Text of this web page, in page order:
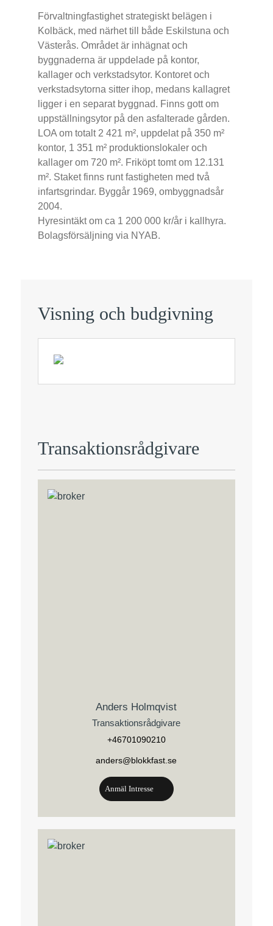
Förvaltningfastighet strategiskt belägen i
Kolbäck, med närhet till både Eskilstuna och
Västerås. Området är inhägnat och
byggnaderna är uppdelade på kontor,
kallager och verkstadsytor. Kontoret och
verkstadsytorna sitter ihop, medans kallagret
ligger i en separat byggnad. Finns gott om
uppställningsytor på den asfalterade gården.
LOA om totalt 2 421 m², uppdelat på 350 m²
kontor, 1 351 m² produktionslokaler och
kallager om 720 m². Friköpt tomt om 12.131
m². Staket finns runt fastigheten med två
infartsgrindar. Byggår 1969, ombyggnadsår
2004.
Hyresintäkt om ca 1 200 000 kr/år i kallhyra.
Bolagsförsäljning via NYAB.
Visning och budgivning
Transaktionsrådgivare
Anders Holmqvist
Transaktionsrådgivare
+46701090210
anders@blokkfast.se
Anmäl Intresse